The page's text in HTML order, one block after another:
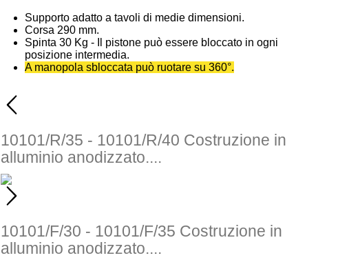
Supporto adatto a tavoli di medie dimensioni.
Corsa 290 mm.
Spinta 30 Kg - Il pistone può essere bloccato in ogni
posizione intermedia.
A manopola sbloccata può ruotare su 360°.
10101/R/35 - 10101/R/40 Costruzione in
alluminio anodizzato....
10101/F/30 - 10101/F/35 Costruzione in
alluminio anodizzato....